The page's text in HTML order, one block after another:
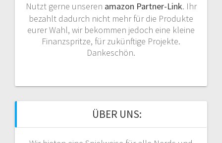
Nutzt gerne unseren amazon Partner-Link. Ihr
bezahlt dadurch nicht mehr für die Produkte
eurer Wahl, wir bekommen jedoch eine kleine
Finanzspritze, für zukünftige Projekte.
Dankeschön.
ÜBER UNS: